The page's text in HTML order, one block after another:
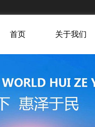
首页 关于我们